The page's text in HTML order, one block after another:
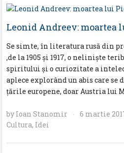
Leonid Andreev:
Se simte, în literatura rusă din
,de la 1905 şi 1917, o nelinişte
spiritului şi o curiozitate a
aplece explorând un abis care se
ţările europene, doar Austria lui
by Ioan Stanomir · 6 martie
Cultura, Idei